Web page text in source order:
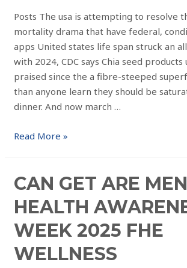
Posts The usa is attempting to resolve
mortality drama that have federal,
apps United states life span struck an
with 2024, CDC says Chia seed products
praised since the a fibre-steeped
than anyone learn they should be
dinner. And now march …
Read More »
CAN GET ARE
HEALTH
WEEK 2025 FHE
WELLNESS